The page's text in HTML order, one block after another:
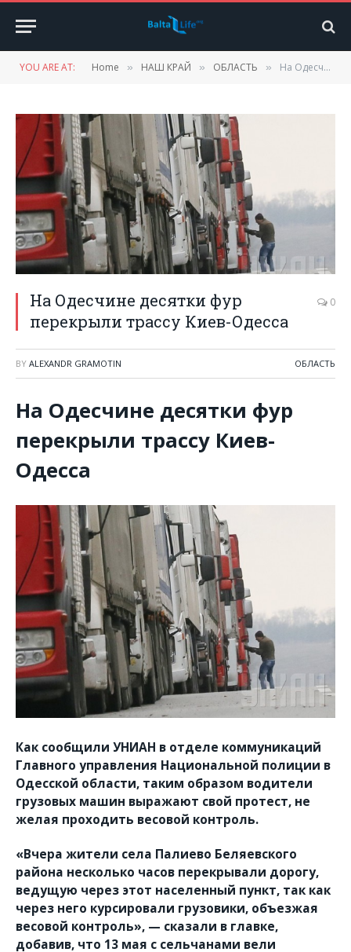
YOU ARE AT: Home » НАШ КРАЙ » ОБЛАСТЬ » На Одесчине десятки фур перекрыли трассу Киев-Одесса
На Одесчине десятки фур
перекрыли трассу Киев-Одесса
0
BY ALEXANDR GRAMOTIN ОБЛАСТЬ
На Одесчине десятки фур
перекрыли трассу Киев-
Одесса
Как сообщили УНИАН в отделе коммуникаций
Главного управления Национальной полиции в
Одесской области, таким образом водители
грузовых машин выражают свой протест, не
желая проходить весовой контроль.
«Вчера жители села Палиево Беляевского
района несколько часов перекрывали дорогу,
ведущую через этот населенный пункт, так как
через него курсировали грузовики, объезжая
весовой контроль», — сказали в главке,
добавив, что 13 мая с сельчанами вели